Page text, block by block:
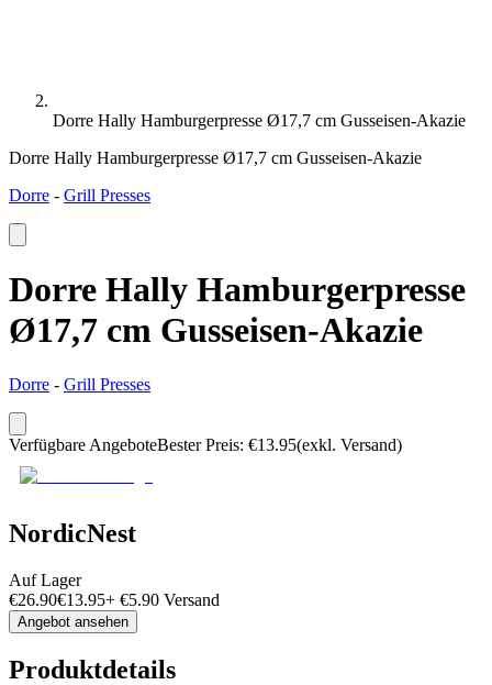
Dorre Hally Hamburgerpresse Ø17,7 cm Gusseisen-Akazie
Dorre Hally Hamburgerpresse Ø17,7 cm Gusseisen-Akazie
Dorre - Grill Presses
Dorre Hally Hamburgerpresse
Ø17,7 cm Gusseisen-Akazie
Dorre - Grill Presses
Verfügbare AngeboteBester Preis: €13.95(exkl. Versand)
NordicNest
Auf Lager
€26.90€13.95+ €5.90 Versand
Angebot ansehen
Produktdetails